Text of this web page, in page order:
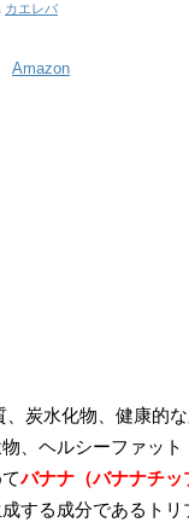
カエレバ
Amazon
炭水化物、健康的
、ヘルシーファット
バナナ（バナナチッ
する成分であるトリ